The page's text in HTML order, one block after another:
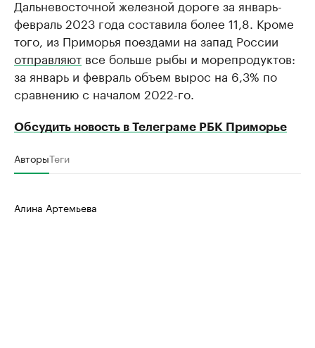
Дальневосточной железной дороге за январь-
февраль 2023 года составила более 11,8. Кроме
того, из Приморья поездами на запад России
отправляют все больше рыбы и морепродуктов:
за январь и февраль объем вырос на 6,3% по
сравнению с началом 2022-го.
Обсудить новость в Телеграме РБК Приморье
АвторыТеги
Алина Артемьева